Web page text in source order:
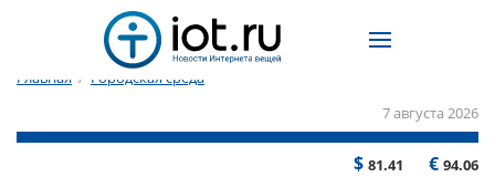
Главная / Городская среда
7 августа 2026
$ 81.41 € 94.06